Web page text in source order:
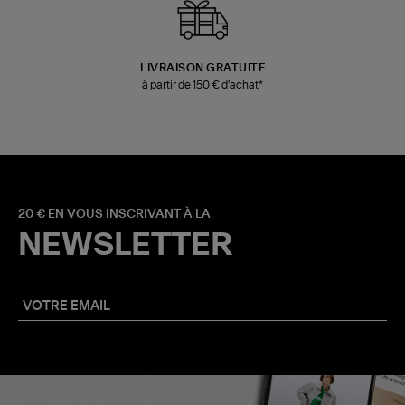
LIVRAISON GRATUITE
à partir de 150 € d'achat*
20 € EN VOUS INSCRIVANT À LA
NEWSLETTER